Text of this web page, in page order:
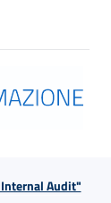
Audit"